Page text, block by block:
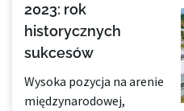
2023: rok
historycznych
sukcesów
Wysoka pozycja na arenie
międzynarodowej,